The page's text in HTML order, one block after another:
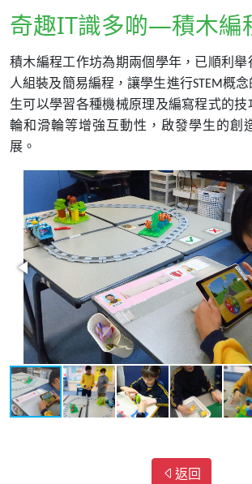
奇趣IT識多啲—積木編
積木編程工作坊為期兩個學年，已順利
人組裝及簡易編程，讓學生進行STEM概念
生可以學習各種機械原理及編寫程式的
輪和滑輪等增強互動性，啟發學生的創
展。
返回